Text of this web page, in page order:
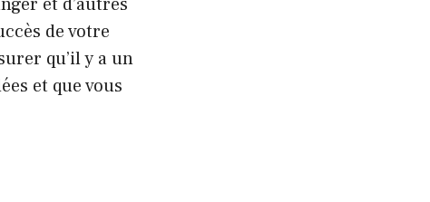
de votre
qu’il y a un
et que vous